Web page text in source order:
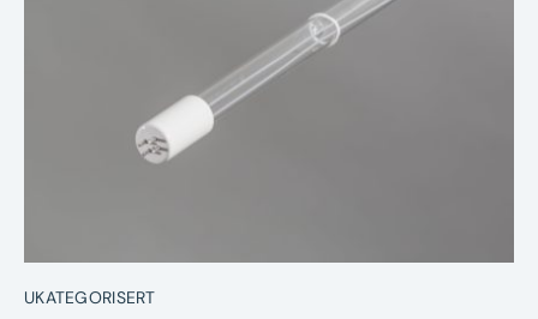
Underhållstips
UKATEGORISERT